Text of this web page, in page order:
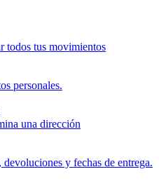
todos tus movimientos
personales.
una dirección
y fechas de entrega.